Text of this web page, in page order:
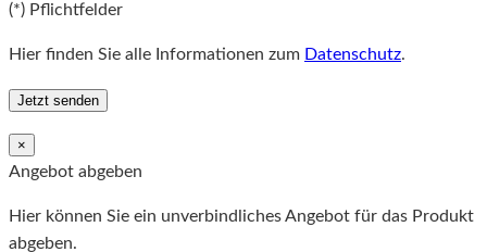
(*) Pflichtfelder
Hier finden Sie alle Informationen zum Datenschutz.
×
Angebot abgeben
Hier können Sie ein unverbindliches Angebot für das Produkt
abgeben.